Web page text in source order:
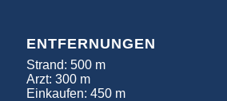
ENTFERNUNGEN
Strand: 500 m
Arzt: 300 m
Einkaufen: 450 m